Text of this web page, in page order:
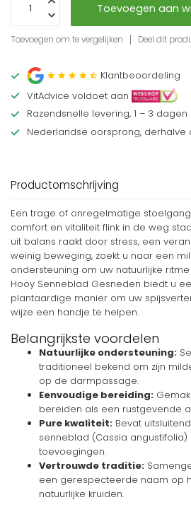
Toevoegen aan
Toevoegen om te vergelijken Deel dit
Klantbeoordeling
VitAdvice voldoet aan
Razendsnelle levering, 1 – 3
Nederlandse oorsprong, derhalve
Productomschrijving
Een trage of onregelmatige
comfort en vitaliteit flink in de weg
uit balans raakt door stress, een
weinig beweging, zoekt u naar een
ondersteuning om uw natuurlijke
Hooy Senneblad Gesneden biedt u
plantaardige manier om uw
wijze een handje te helpen.
Belangrijkste voordelen
Natuurlijke ondersteuning:
traditioneel bekend om zijn
op de darmpassage.
Eenvoudige bereiding:
bereiden als een rustgevende
Pure kwaliteit: Bevat
senneblad (Cassia angustifolia)
toevoegingen.
Vertrouwde traditie:
een gerespecteerde naam op
natuurlijke kruiden.